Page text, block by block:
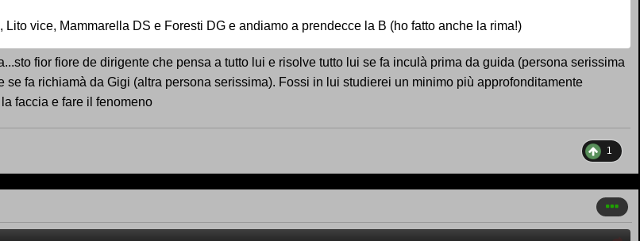
vice, Mammarella DS e Foresti DG e andiamo a prendecce la B (ho fatto anche la rima!)
fior fiore de dirigente che pensa a tutto lui e risolve tutto lui se fa inculà prima da guida (persona serissima
se fa richiamà da Gigi (altra persona serissima). Fossi in lui studierei un minimo più approfonditamente
faccia e fare il fenomeno
1